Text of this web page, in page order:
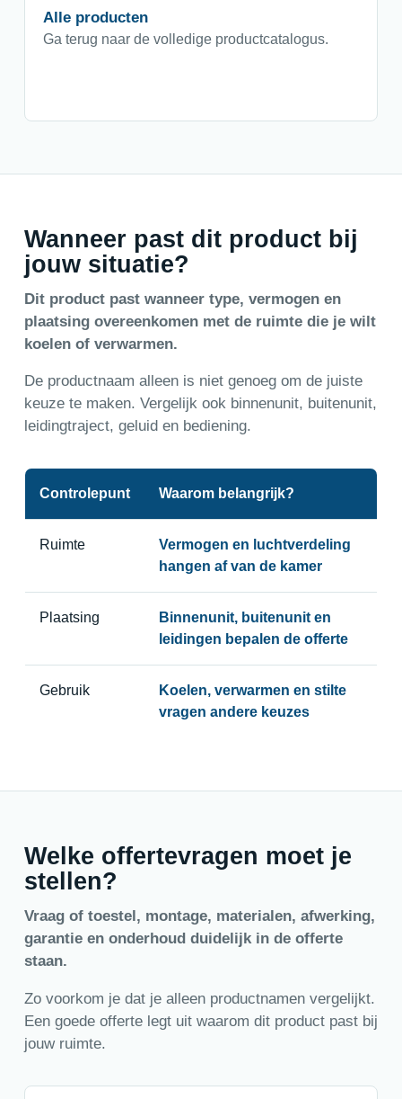
Alle producten
Ga terug naar de volledige productcatalogus.
Wanneer past dit product bij
jouw situatie?
Dit product past wanneer type, vermogen en
plaatsing overeenkomen met de ruimte die je wilt
koelen of verwarmen.
De productnaam alleen is niet genoeg om de juiste
keuze te maken. Vergelijk ook binnenunit, buitenunit,
leidingtraject, geluid en bediening.
Controlepunt Waarom belangrijk?
Ruimte
Vermogen en luchtverdeling
hangen af van de kamer
Plaatsing
Binnenunit, buitenunit en
leidingen bepalen de offerte
Gebruik
Koelen, verwarmen en stilte
vragen andere keuzes
Welke offertevragen moet je
stellen?
Vraag of toestel, montage, materialen, afwerking,
garantie en onderhoud duidelijk in de offerte
staan.
Zo voorkom je dat je alleen productnamen vergelijkt.
Een goede offerte legt uit waarom dit product past bij
jouw ruimte.